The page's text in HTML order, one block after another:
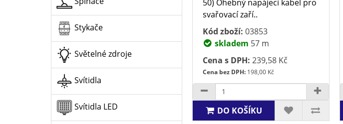
Stykače
Světelné zdroje
Svítidla
Svítidla LED
50) Ohebný napájecí kabel pro
svařovací zaří..
Kód zboží: 03853
skladem 57 m
Cena s DPH: 239,58 Kč
Cena bez DPH:198,00 Kč
DO KOŠÍKU